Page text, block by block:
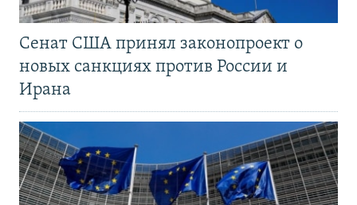
Сенат США принял законопроект о
новых санкциях против России и
Ирана